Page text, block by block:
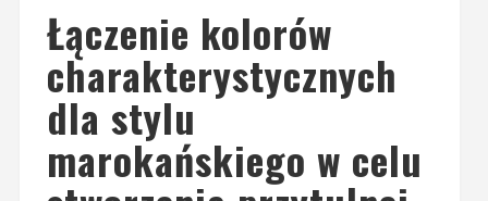
Łączenie kolorów
charakterystycznych
dla stylu
marokańskiego w celu